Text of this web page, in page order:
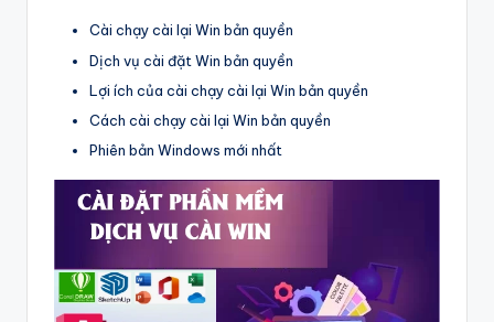
Cài chạy cài lại Win bản quyền
Dịch vụ cài đặt Win bản quyền
Lợi ích của cài chạy cài lại Win bản quyền
Cách cài chạy cài lại Win bản quyền
Phiên bản Windows mới nhất